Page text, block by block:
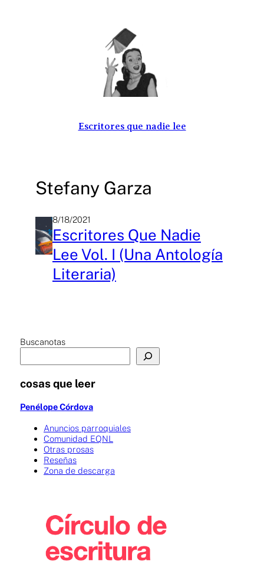
Escritores que nadie lee
Stefany Garza
8/18/2021
Escritores Que Nadie
Lee Vol. I (una Antología
Literaria)
Buscanotas
cosas que leer
Penélope Córdova
Anuncios parroquiales
Comunidad EQNL
Otras prosas
Reseñas
Zona de descarga